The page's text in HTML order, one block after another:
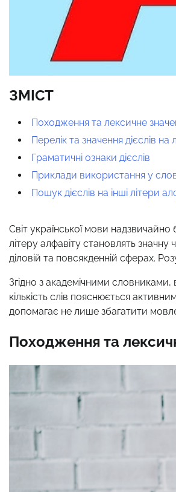
ЗМІСТ
Походження та лексичне
Перелік та значення дієслів на
Граматичні ознаки дієслів
Приклади використання у
Пошук дієслів на інші літери
Світ української мови
літеру алфавіту становлять
діловій та повсякденній сферах.
Згідно з академічними словниками,
кількість слів пояснюється
допомагає не лише збагатити
Походження та